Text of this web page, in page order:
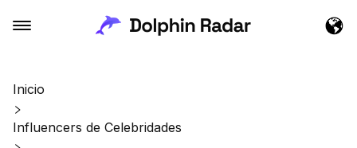
Inicio
Influencers de Celebridades